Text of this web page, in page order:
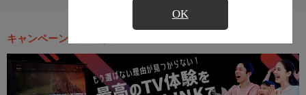
OK
キャンペーン・お得な情報